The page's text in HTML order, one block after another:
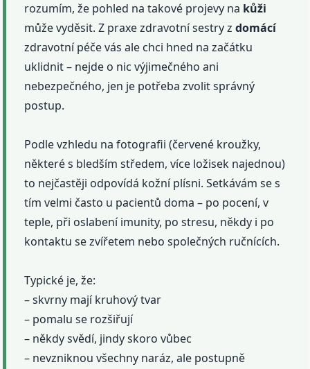
rozumím, že pohled na takové projevy na kůži
může vyděsit. Z praxe zdravotní sestry zdomácí
zdravotní péče vás ale chci hned na začátku
uklidnit – nejde o nic výjimečného ani
nebezpečného, jen je potřeba zvolit správný
postup.
Podle vzhledu na fotografii (červené kroužky,
některé s bledším středem, více ložisek najednou)
to nejčastěji odpovídá kožní plísni. Setkávám se s
tím velmi často u pacientů doma – po pocení, v
teple, při oslabení imunity, po stresu, někdy i po
kontaktu se zvířetem nebo společných ručnících.
Typické je, že:
– skvrny mají kruhový tvar
– pomalu se rozšiřují
– někdy svědí, jindy skoro vůbec
– nevzniknou všechny naráz, ale postupně